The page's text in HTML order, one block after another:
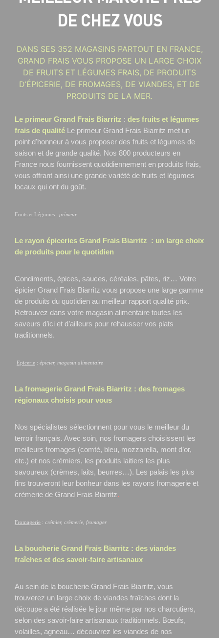
DE CHEZ VOUS
DANS SES 352 MAGASINS PARTOUT EN FRANCE,
GRAND FRAIS VOUS PROPOSE UN LARGE CHOIX
DE FRUITS ET LÉGUMES FRAIS, DE PRODUITS
D’ÉPICERIE, DE FROMAGES, DE VIANDES, ET DE
PRODUITS DE LA MER.
Le primeur Grand Frais Biarritz : des fruits et légumes
frais de qualité Le primeur Grand Frais Biarritz met un
point d'honneur à vous proposer des fruits et légumes de
saison et de grande qualité. Nos 800 producteurs en
France nous fournissent quotidiennement en produits frais,
vous offrant ainsi une grande variété de fruits et légumes
locaux qui ont du goût.
Fruits et Légumes : primeur
Le rayon épiceries Grand Frais Biarritz
: un large choix
de produits pour le quotidien
Condiments, épices, sauces, céréales, pâtes, riz… Votre
épicier Grand Frais Biarritz vous propose une large gamme
de produits du quotidien au meilleur rapport qualité prix.
Retrouvez dans votre magasin alimentaire toutes les
saveurs d’ici et d’ailleurs pour rehausser vos plats
traditionnels.
Epicerie : épicier, magasin alimentaire
La fromagerie Grand Frais Biarritz : des fromages
régionaux choisis pour vous
Nos spécialistes sélectionnent pour vous le meilleur du
terroir français. Avec soin, nos fromagers choisissent les
meilleurs fromages (comté, bleu, mozzarella, mont d’or,
etc.) et nos crémiers, les produits laitiers les plus
savoureux (crèmes, laits, beurres…). Les palais les plus
fins trouveront leur bonheur dans les rayons fromagerie et
crèmerie de Grand Frais Biarritz.
Fromagerie : crémier, crèmerie, fromager
La boucherie Grand Frais Biarritz : des viandes
fraîches et des savoir-faire artisanaux
Au sein de la boucherie Grand Frais Biarritz, vous
trouverez un large choix de viandes fraîches dont la
découpe a été réalisée le jour même par nos charcutiers,
selon des savoir-faire artisanaux traditionnels. Bœufs,
volailles, agneau… découvrez les viandes de nos